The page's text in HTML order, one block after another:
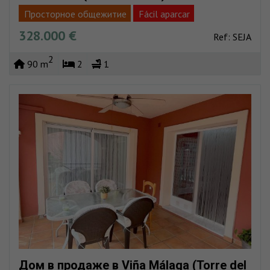
Просторное общежитие
Fácil aparcar
Пляж очень близко
328.000 € Ref: SEJA
90 m2 2 1
Дом в продаже в Viña Málaga (Torre del